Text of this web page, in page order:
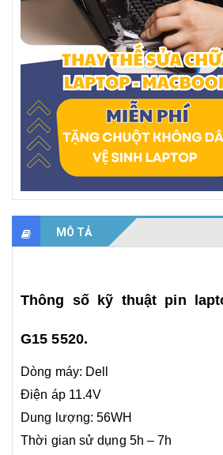
MÔ TẢ
Thông số kỹ thuật pin
G15 5520.
Dòng máy: Dell
Điện áp 11.4V
Dung lượng: 56WH
Thời gian sử dụng 5h – 7h